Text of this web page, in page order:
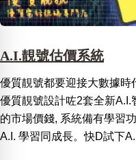
A.I.靚號估價系統
優質靚號都要迎接大數據時
優質靚號設計咗2套全新A.I.
的市場價錢, 系統備有學習
A.I. 學習同成長。快D試下